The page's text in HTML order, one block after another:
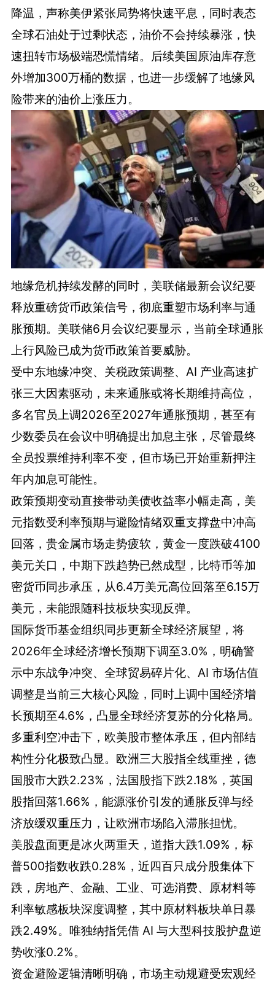
降温，声称美伊紧张局势将快速平息，同时表态
全球石油处于过剩状态，油价不会持续暴涨，快
速扭转市场极端恐慌情绪。后续美国原油库存意
外增加300万桶的数据，也进一步缓解了地缘风
险带来的油价上涨压力。
地缘危机持续发酵的同时，美联储最新会议纪要
释放重磅货币政策信号，彻底重塑市场利率与通
胀预期。美联储6月会议纪要显示，当前全球通胀
上行风险已成为货币政策首要威胁。
受中东地缘冲突、关税政策调整、AI 产业高速扩
张三大因素驱动，未来通胀或将长期维持高位，
多名官员上调2026至2027年通胀预期，甚至有
少数委员在会议中明确提出加息主张，尽管最终
全员投票维持利率不变，但市场已开始重新押注
年内加息可能性。
政策预期变动直接带动美债收益率小幅走高，美
元指数受利率预期与避险情绪双重支撑盘中冲高
回落，贵金属市场走势疲软，黄金一度跌破4100
美元关口，中期下跌趋势已然成型，比特币等加
密货币同步承压，从6.4万美元高位回落至6.15万
美元，未能跟随科技板块实现反弹。
国际货币基金组织同步更新全球经济展望，将
2026年全球经济增长预期下调至3.0%，明确警
示中东战争冲突、全球贸易碎片化、AI 市场估值
调整是当前三大核心风险，同时上调中国经济增
长预期至4.6%，凸显全球经济复苏的分化格局。
多重利空冲击下，欧美股市整体承压，但内部结
构性分化极致凸显。欧洲三大股指全线重挫，德
国股市大跌2.23%，法国股指下跌2.18%，英国
股指回落1.66%，能源涨价引发的通胀反弹与经
济放缓双重压力，让欧洲市场陷入滞胀担忧。
美股盘面更是冰火两重天，道指大跌1.09%，标
普500指数收跌0.28%，近四百只成分股集体下
跌，房地产、金融、工业、可选消费、原材料等
利率敏感板块深度调整，其中原材料板块单日暴
跌2.49%。唯独纳指凭借 AI 与大型科技股护盘逆
势收涨0.2%。
资金避险逻辑清晰明确，市场主动规避受宏观经